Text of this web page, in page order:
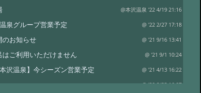
@本沢温泉 '22 4/19 21:16
泉グループ営業予定 @ '22 2/27 17:18
のお知らせ @ '21 9/16 13:41
ご利用いただけません @ '21 9/1 10:24
沢温泉】今シーズン営業予定 @ '21 4/13 16:22
@ '20 8/23 16:07